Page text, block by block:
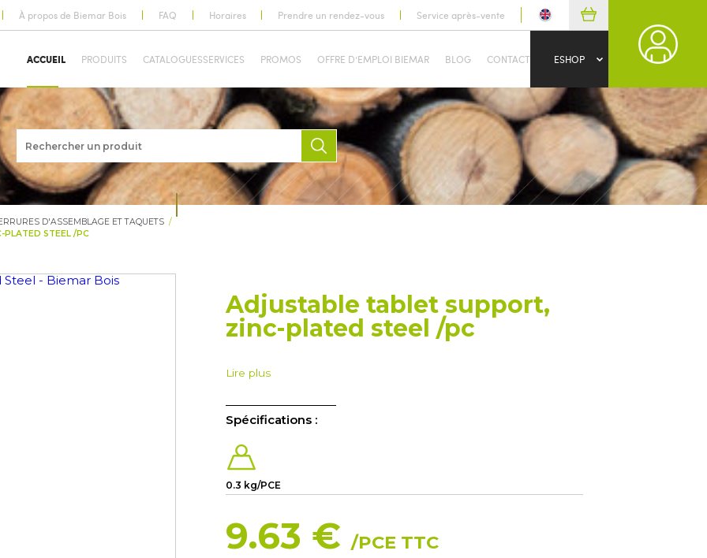
À propos de Biemar Bois FAQ Horaires Prendre un rendez-vous Service après-vente
ACCUEIL PRODUITS CATALOGUESSERVICES PROMOS OFFRE D’EMPLOI BIEMAR BLOG CONTACT ESHOP
D'ASSEMBLAGE ET TAQUETS
PLATED STEEL /PC
Adjustable tablet support,
zinc-plated steel /pc
Lire plus
Spécifications :
0.3 kg/PCE
9.63 € /PCE TTC